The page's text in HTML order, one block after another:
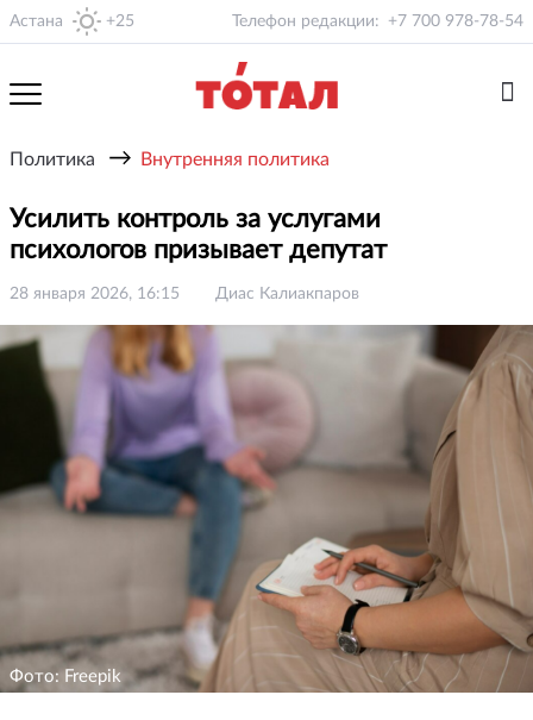
Астана +25 Телефон редакции: +7 700 978-78-54
Политика → Внутренняя политика
Усилить контроль за услугами
психологов призывает депутат
28 января 2026, 16:15 Диас Калиакпаров
Фото: Freepik